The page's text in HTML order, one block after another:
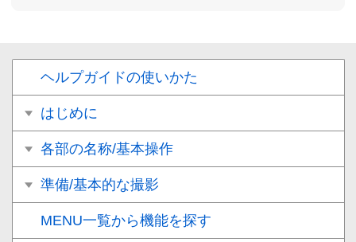
ヘルプガイドの使いかた
はじめに
各部の名称/基本操作
準備/基本的な撮影
MENU一覧から機能を探す